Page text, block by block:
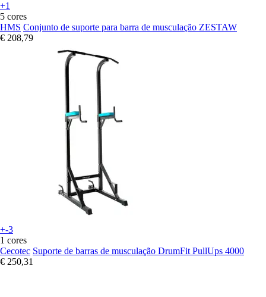
+1
5 cores
HMS Conjunto de suporte para barra de musculação ZESTAW
€ 208,79
+-3
1 cores
Cecotec Suporte de barras de musculação DrumFit PullUps 4000
€ 250,31